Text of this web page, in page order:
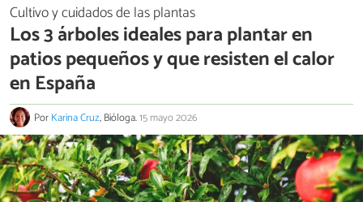
Cultivo y cuidados de las plantas
Los 3 árboles ideales para plantar en
patios pequeños y que resisten el calor
en España
PorKarina Cruz, Bióloga.15 mayo 2026